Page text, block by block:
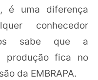
é uma diferença
conhecedor
sabe que a
produção fica no
da EMBRAPA.